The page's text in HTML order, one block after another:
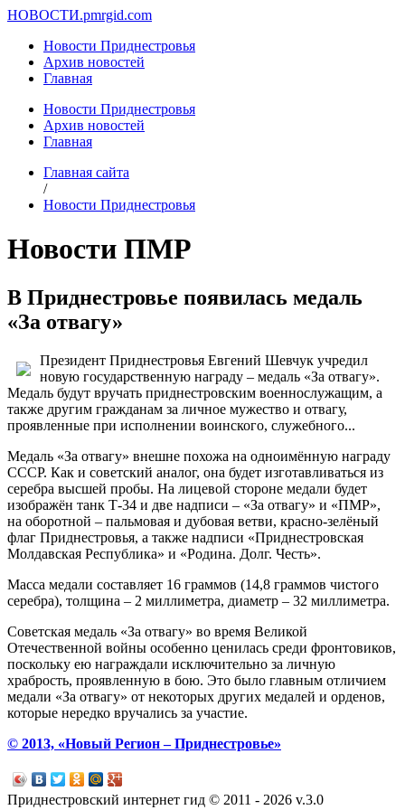
НОВОСТИ.pmrgid.com
Новости Приднестровья
Архив новостей
Главная
Новости Приднестровья
Архив новостей
Главная
Главная сайта
/
Новости Приднестровья
Новости ПМР
В Приднестровье появилась медаль
«За отвагу»
Президент Приднестровья Евгений Шевчук учредил
новую государственную награду – медаль «За отвагу».
Медаль будут вручать приднестровским военнослужащим, а
также другим гражданам за личное мужество и отвагу,
проявленные при исполнении воинского, служебного...
Медаль «За отвагу» внешне похожа на одноимённую награду
СССР. Как и советский аналог, она будет изготавливаться из
серебра высшей пробы. На лицевой стороне медали будет
изображён танк Т-34 и две надписи – «За отвагу» и «ПМР»,
на оборотной – пальмовая и дубовая ветви, красно-зелёный
флаг Приднестровья, а также надписи «Приднестровская
Молдавская Республика» и «Родина. Долг. Честь».
Масса медали составляет 16 граммов (14,8 граммов чистого
серебра), толщина – 2 миллиметра, диаметр – 32 миллиметра.
Советская медаль «За отвагу» во время Великой
Отечественной войны особенно ценилась среди фронтовиков,
поскольку ею награждали исключительно за личную
храбрость, проявленную в бою. Это было главным отличием
медали «За отвагу» от некоторых других медалей и орденов,
которые нередко вручались за участие.
© 2013, «Новый Регион – Приднестровье»
Приднестровский интернет гид © 2011 - 2026 v.3.0